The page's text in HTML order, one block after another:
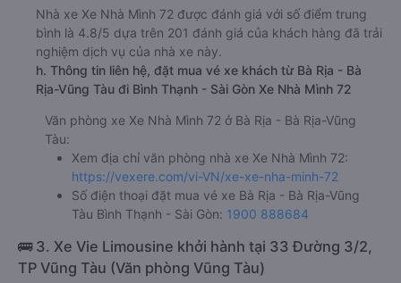
Nhà xe Xe Nhà Mình 72 được đánh giá với số điểm trung
bình là 4.8/5 dựa trên 201 đánh giá của khách hàng đã trải
nghiệm dịch vụ của nhà xe này.
h. Thông tin liên hệ, đặt mua vé xe khách từ Bà Rịa - Bà
Rịa-Vũng Tàu đi Bình Thạnh - Sài Gòn Xe Nhà Mình 72
Văn phòng xe Xe Nhà Mình 72 ở Bà Rịa - Bà Rịa-Vũng
Tàu:
Xem địa chỉ văn phòng nhà xe Xe Nhà Mình 72:
https://vexere.com/vi-VN/xe-xe-nha-minh-72
Số điện thoại đặt mua vé xe Bà Rịa - Bà Rịa-Vũng
Tàu Bình Thạnh - Sài Gòn: 1900 888684
🚌 3. Xe Vie Limousine khởi hành tại 33 Đường 3/2,
TP Vũng Tàu (Văn phòng Vũng Tàu)